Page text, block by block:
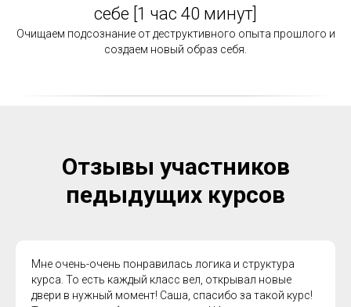
себе [1 час 40 минут]
Очищаем подсознание от деструктивного опыта прошлого и
создаем новый образ себя.
Отзывы участников
педыдущих курсов
Мне очень-очень понравилась логика и структура
курса. То есть каждый класс вел, открывал новые
двери в нужный момент! Саша, спасибо за такой курс!